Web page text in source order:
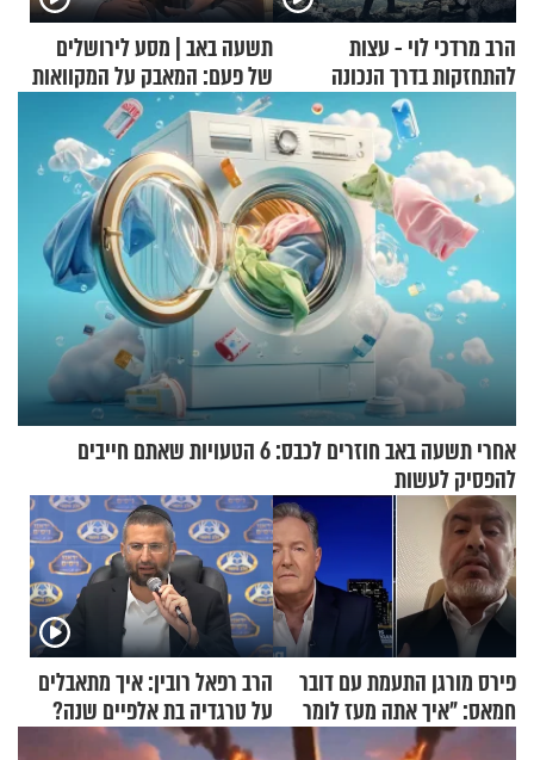
הרב מרדכי לוי - עצות
להתחזקות בדרך הנכונה
תשעה באב | מסע לירושלים
של פעם: המאבק על המקוואות
אחרי תשעה באב חוזרים לכבס: 6 הטעויות שאתם חייבים
להפסיק לעשות
פירס מורגן התעמת עם דובר
חמאס: "איך אתה מעז לומר
שלא ביצעתם פשעי מלחמה?!"
הרב רפאל רובין: איך מתאבלים
על טרגדיה בת אלפיים שנה?